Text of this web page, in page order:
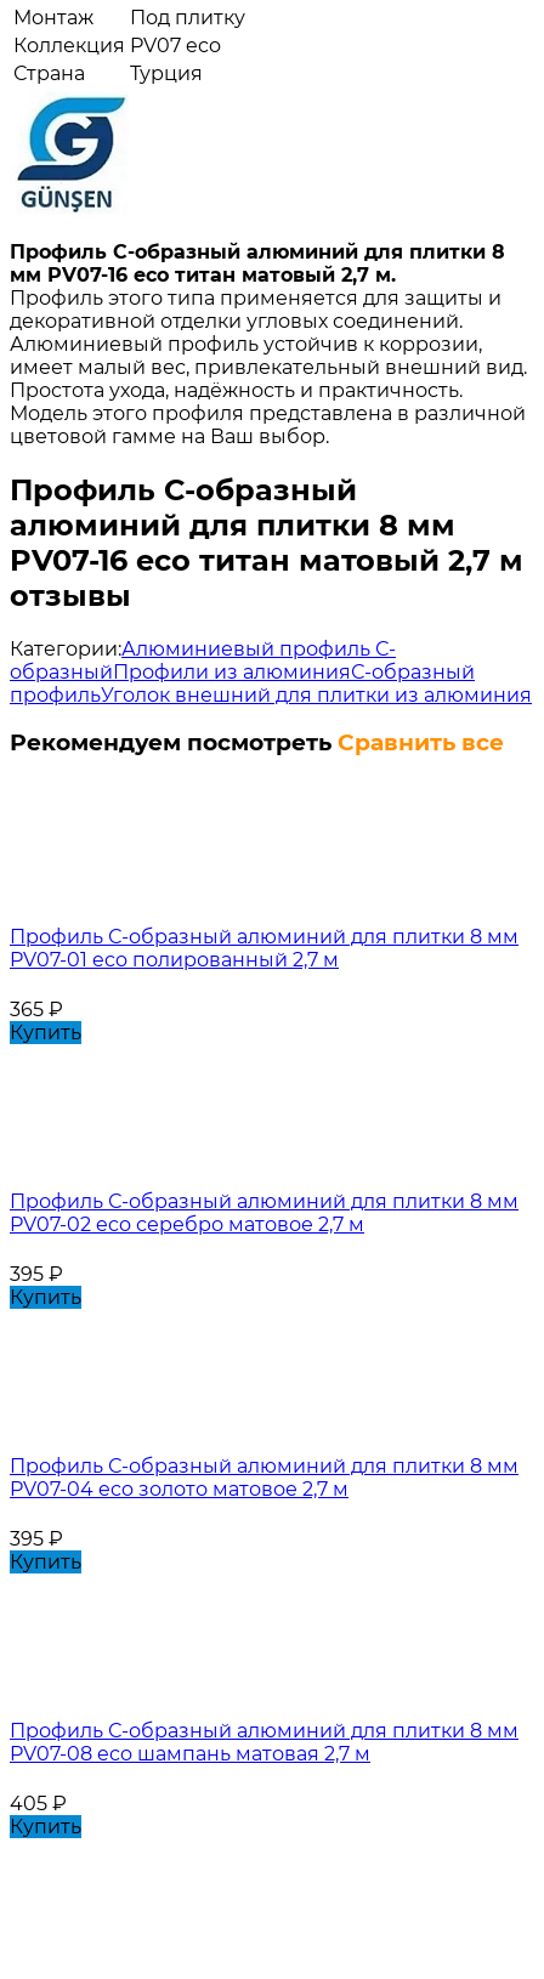
Монтаж
Под плитку
Коллекция PV07 eco
Страна
Турция
Профиль С-образный алюминий для плитки 8
мм PV07-16 eco титан матовый 2,7 м.
Профиль этого типа применяется для защиты и
декоративной отделки угловых соединений.
Алюминиевый профиль устойчив к коррозии,
имеет малый вес, привлекательный внешний вид.
Простота ухода, надёжность и практичность.
Модель этого профиля представлена в различной
цветовой гамме на Ваш выбор.
Профиль С-образный
алюминий для плитки 8 мм
PV07-16 eco титан матовый 2,7 м
отзывы
Категории:Алюминиевый профиль С-
образныйПрофили из алюминияС-образный
профильУголок внешний для плитки из алюминия
Рекомендуем посмотреть Сравнить все
Профиль С-образный алюминий для плитки 8 мм
PV07-01 eco полированный 2,7 м
365 ₽
Купить
Профиль С-образный алюминий для плитки 8 мм
PV07-02 eco серебро матовое 2,7 м
395 ₽
Купить
Профиль С-образный алюминий для плитки 8 мм
PV07-04 eco золото матовое 2,7 м
395 ₽
Купить
Профиль С-образный алюминий для плитки 8 мм
PV07-08 eco шампань матовая 2,7 м
405 ₽
Купить